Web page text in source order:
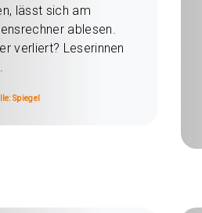
lässt sich am
ablesen.
verliert? Leserinnen
Spiegel